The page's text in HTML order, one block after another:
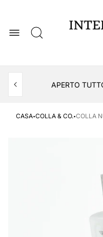
APERTO
CASA·COLLA & CO.·COLLA